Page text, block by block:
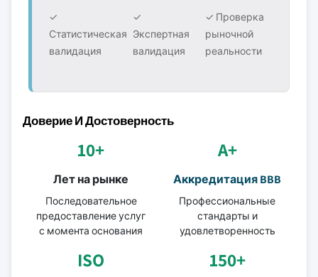
✓
Статистическая
валидация
✓
Экспертная
валидация
✓ Проверка
рыночной
реальности
Доверие И Достоверность
10+
Лет на рынке
Последовательное
предоставление услуг
с момента основания
A+
Аккредитация BBB
Профессиональные
стандарты и
удовлетворенность
ISO 150+